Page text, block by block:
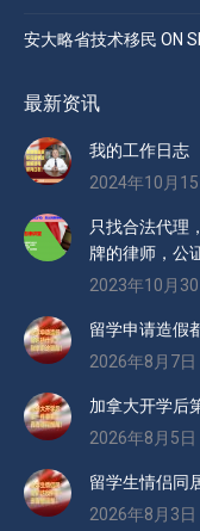
安大略省技术移民 ON
最新资讯
我的工作日志
2024年10月15
只找合法代理
牌的律师，公
2023年10月30
留学申请造假
2026年8月7日
加拿大开学后
2026年8月5日
留学生情侣同
2026年8月3日